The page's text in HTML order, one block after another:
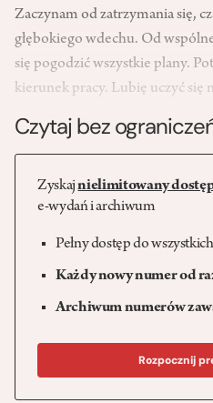
Zaczynam od zatrzymania się,
głębokiego wdechu. Od
się pogodzić wszystkie plany.
kierunek pracy. Lubię uczyć
Czytaj bez
Zyskajnielimitowany
e-wydań i archiwum
Pełny dostęp do
Każdy nowy numer od
Archiwum numerów
Rozpocznij